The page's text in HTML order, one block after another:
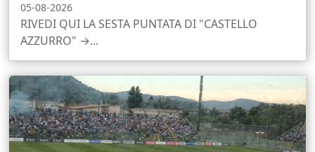
05-08-2026
RIVEDI QUI LA SESTA PUNTATA DI "CASTELLO
AZZURRO" →...